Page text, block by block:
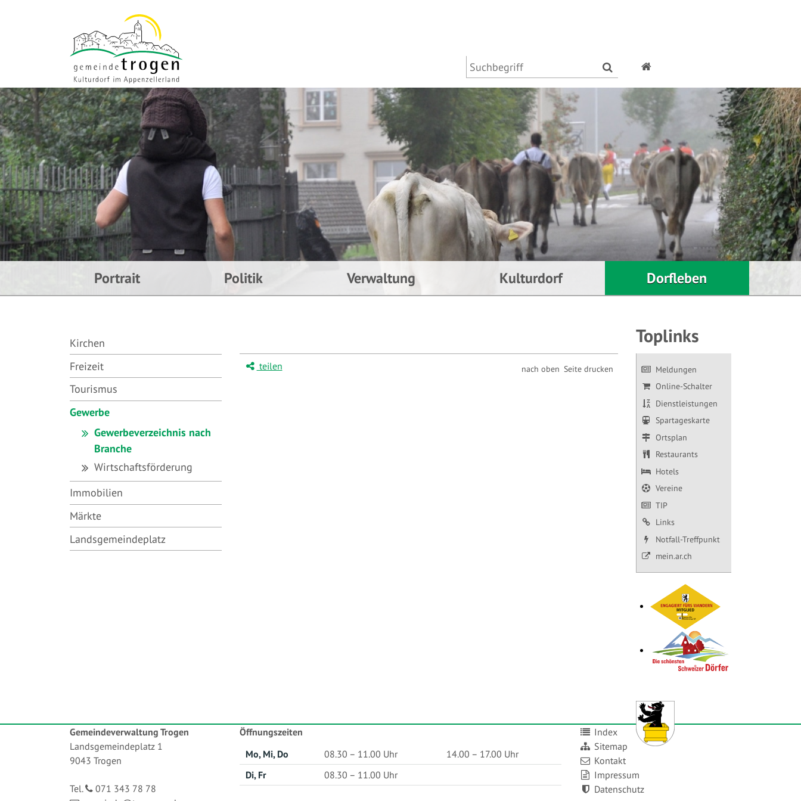
Portrait Politik Verwaltung Kulturdorf Dorfleben
Kirchen
Freizeit
Tourismus
Gewerbe
Gewerbeverzeichnis nach
Branche
Wirtschaftsförderung
Immobilien
Märkte
Landsgemeindeplatz
teilen nach oben Seite drucken
Toplinks
Meldungen
Online-Schalter
Dienstleistungen
Spartageskarte
Ortsplan
Restaurants
Hotels
Vereine
TIP
Links
Notfall-Treffpunkt
mein.ar.ch
Gemeindeverwaltung Trogen
Landsgemeindeplatz 1
9043 Trogen
Tel.
071 343 78 78
Öffnungszeiten
Mo, Mi, Do
08.30 – 11.00 Uhr
14.00 – 17.00 Uhr
Di, Fr
08.30 – 11.00 Uhr
Index
Sitemap
Kontakt
Impressum
Datenschutz